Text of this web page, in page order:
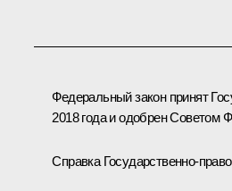
Федеральный закон принят
2018 года и одобрен Советом
Справка Государственно-